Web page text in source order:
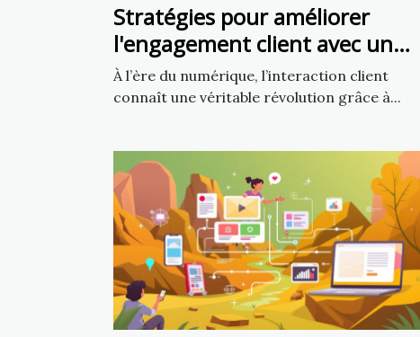
Stratégies pour améliorer
l'engagement client avec un
chatbot IA
À l’ère du numérique, l’interaction client
connaît une véritable révolution grâce à...